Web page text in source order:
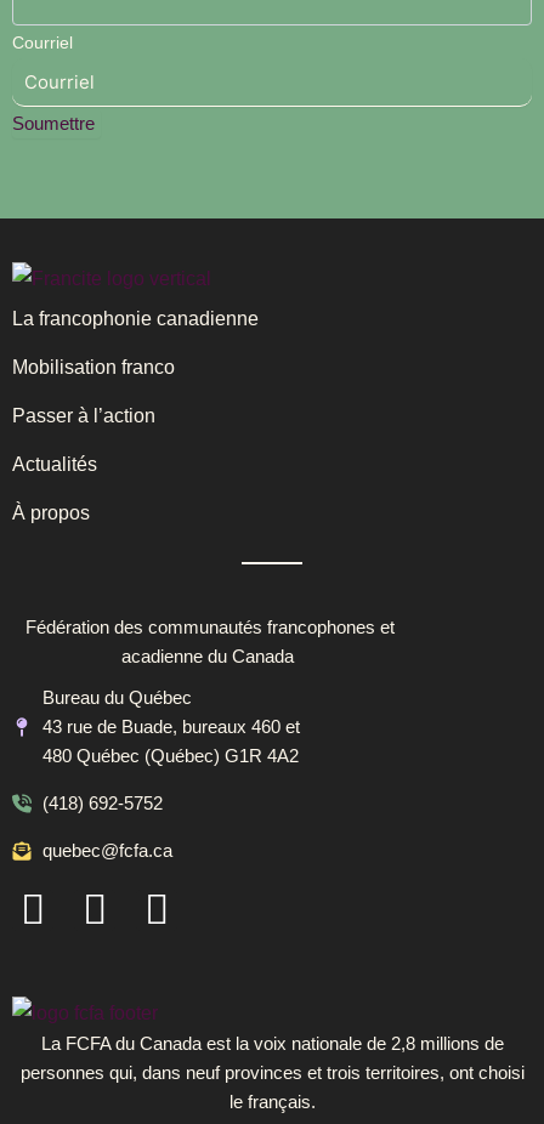
Courriel
Soumettre
La francophonie canadienne
Mobilisation franco
Passer à l’action
Actualités
À propos
Fédération des communautés francophones et
acadienne du Canada
Bureau du Québec
43 rue de Buade, bureaux 460 et
480 Québec (Québec) G1R 4A2
(418) 692-5752
quebec@fcfa.ca
F
a
e
b
o
I
n
t
a
g
L
i
k
e
d
La FCFA du Canada est la voix nationale de 2,8 millions de
personnes qui, dans neuf provinces et trois territoires, ont choisi
le français.